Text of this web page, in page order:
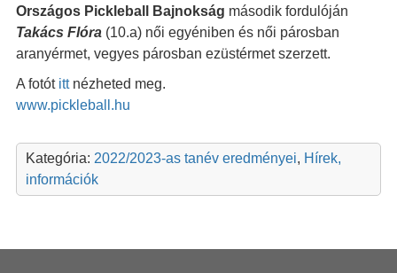
Országos Pickleball Bajnokság második fordulóján
Takács Flóra(10.a) női egyéniben és női párosban
aranyérmet, vegyes párosban ezüstérmet szerzett.
A fotót ittnézheted meg.
www.pickleball.hu
Kategória: 2022/2023-as tanév eredményei, Hírek,
információk